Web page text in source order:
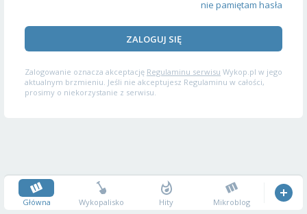
nie pamiętam hasła
ZALOGUJ SIĘ
Zalogowanie oznacza akceptację Regulaminu serwisu Wykop.pl w jego
aktualnym brzmieniu. Jeśli nie akceptujesz Regulaminu w całości,
prosimy o niekorzystanie z serwisu.
Główna Wykopalisko Hity Mikroblog